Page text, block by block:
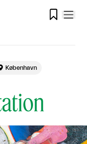

København